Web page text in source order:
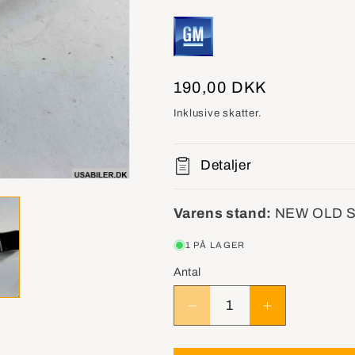
Normalpris
190,00 DKK
Inklusive skatter.
Detaljer
Varens stand: NEW OLD
1 PÅ LAGER
Antal
Reducer
antallet
for
Øg
antallet
for